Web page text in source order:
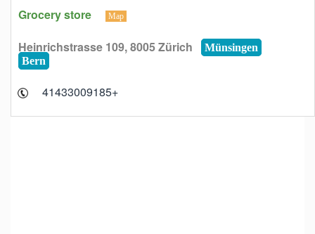
Grocery store Map
Heinrichstrasse 109, 8005 Zürich
Münsingen
Bern
+41433009185